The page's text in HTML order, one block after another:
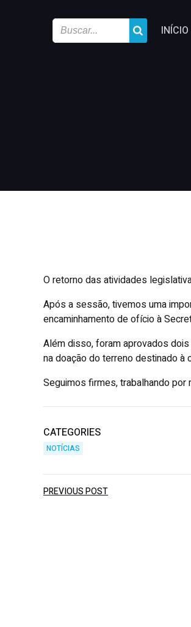
INÍCIO
O retorno das atividades
Após a sessão, tivemos uma
encaminhamento de ofício à
Além disso, foram aprovados
na doação do terreno destinado à
Seguimos firmes, trabalhando por
CATEGORIES
NOTÍCIAS
PREVIOUS POST